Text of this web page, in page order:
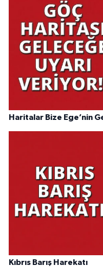
Haritalar Bize Ege’nin
Kıbrıs Barış Harekatı